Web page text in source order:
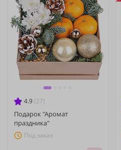
4.9 (27)
Подарок "Аромат
праздника"
Под заказ